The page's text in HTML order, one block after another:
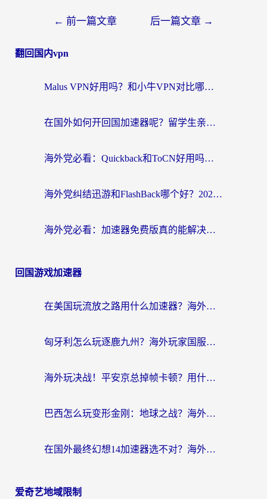
← 前一篇文章 后一篇文章 →
翻回国内vpn
Malus VPN好用吗？和小牛VPN对比哪个回国效果更好？海外党亲测实用指南
在国外如何开回国加速器呢？留学生亲测的无缝访问国内资源指南
海外党必看：Quickback和ToCN好用吗？3分钟选对回国加速器的实用指南
海外党纠结迅游和FlashBack哪个好？2026实用指南教你选对回国加速器
海外党必看：加速器免费版真的能解决回国访问难题吗？附实用选择指南
回国游戏加速器
在美国玩流放之路用什么加速器？海外党国服游戏不卡顿的终极攻略
匈牙利怎么玩逐鹿九州？海外玩家国服游戏加速器终极指南（附永劫无间荣耀新三国解决方案）
海外玩决战！平安京总掉帧卡顿？用什么加速器比较好？实测指南来了
巴西怎么玩变形金刚：地球之战？海外玩家国服游戏加速终极指南（附新诛仙延迟密室逃脱18解决办法）
在国外最终幻想14加速器选不对？海外玩家的国服游戏加速避坑指南
爱奇艺地域限制